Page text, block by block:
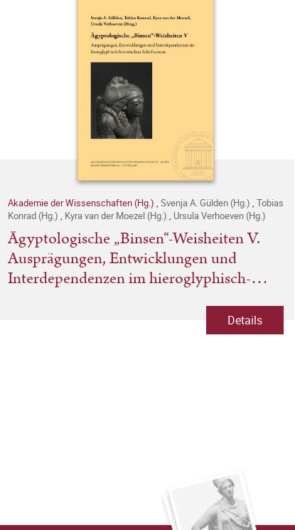
Akademie der Wissenschaften (Hg.) Svenja A. Gülden (Hg.) Tobias
Konrad (Hg.)
Kyra van der Moezel (Hg.) Ursula Verhoeven (Hg.)
Ägyptologische „Binsen“-Weisheiten V.
Ausprägungen, Entwicklungen und
Interdependenzen im hieroglyphisch-
Details